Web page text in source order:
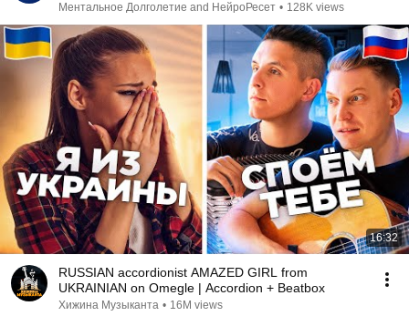
Ментальное Долголетие and НейроРесет • 128K views
16:32
RUSSIAN accordionist AMAZED GIRL from
UKRAINIAN on Omegle | Accordion + Beatbox
Хижина Музыканта • 16M views